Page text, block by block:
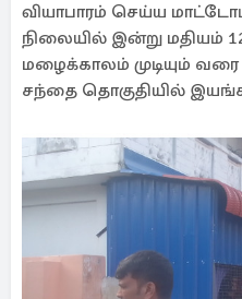
வியாபாரம் செய்ய
நிலையில் இன்று மதியம்
மழைக்காலம் முடியும்
சந்தை தொகுதியில்